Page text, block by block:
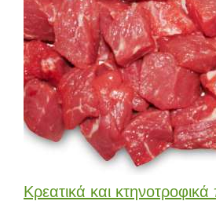
Κρεατικά και κτηνοτροφικά